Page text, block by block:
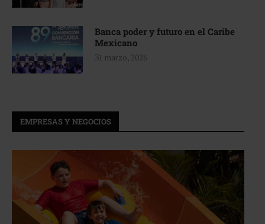
Banca poder y futuro en el Caribe
Mexicano
31 marzo, 2026
EMPRESAS Y NEGOCIOS